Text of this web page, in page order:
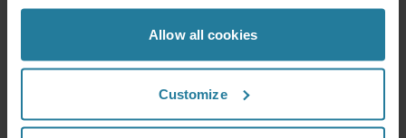
Allow all cookies
Customize